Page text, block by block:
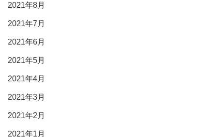
2021年8月
2021年7月
2021年6月
2021年5月
2021年4月
2021年3月
2021年2月
2021年1月